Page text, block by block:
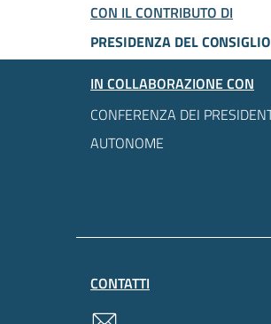
CON IL CONTRIBUTO DI
PRESIDENZA DEL
IN COLLABORAZIONE CON
CONFERENZA DEI
AUTONOME
CONTATTI